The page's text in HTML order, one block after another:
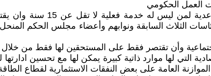
العمل الحكومي
2. اصلاح نظام
الثلاث السابقة ونوابهم وأعضاء مجلس الحكم المنحل
التي لها موارد ذاتية كبيرة يمكن لها مع تحسين
العامة على بعض النفقات الاستثمارية لقطاع